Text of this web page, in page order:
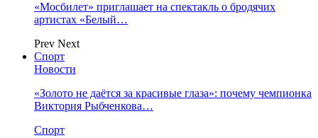
«Мосбилет» приглашает на спектакль о бродячих
артистах «Белый…
Prev Next
Спорт
Новости
«Золото не даётся за красивые глаза»: почему чемпионка
Виктория Рыбченкова…
Спорт